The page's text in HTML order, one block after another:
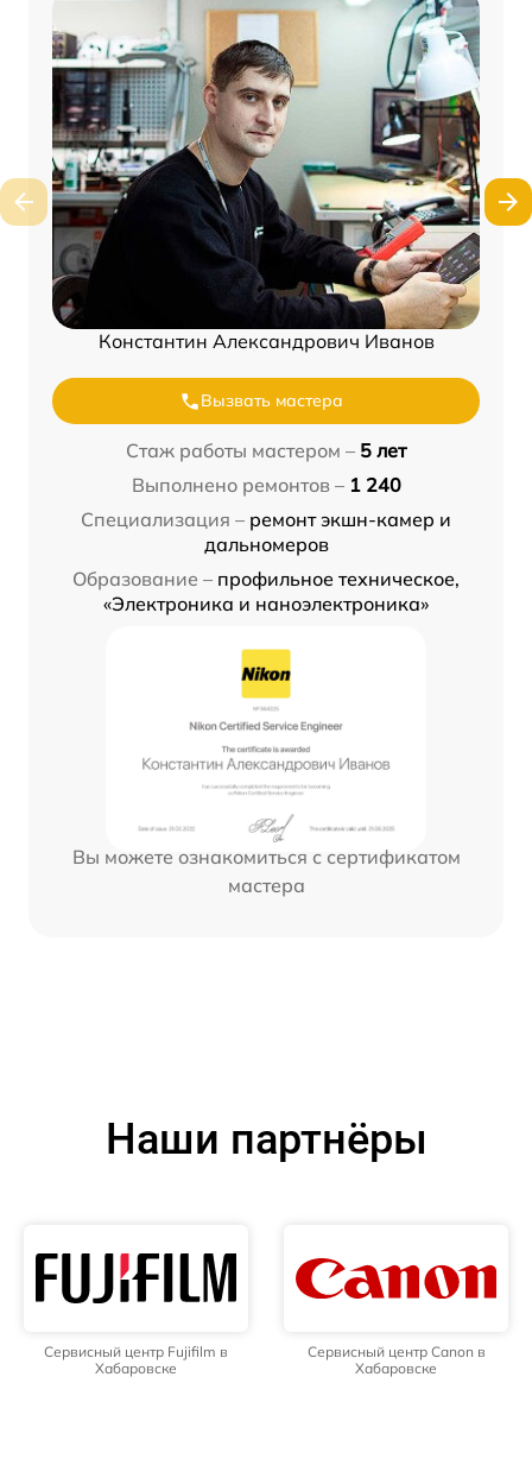
Константин Александрович Иванов
Вызвать мастера
Стаж работы мастером – 5 лет
Выполнено ремонтов – 1 240
Специализация – ремонт экшн-камер и
дальномеров
Образование – профильное техническое,
«Электроника и наноэлектроника»
Вы можете ознакомиться с сертификатом
мастера
Наши партнёры
Сервисный центр Fujifilm в
Хабаровске
Сервисный центр Canon в
Хабаровске